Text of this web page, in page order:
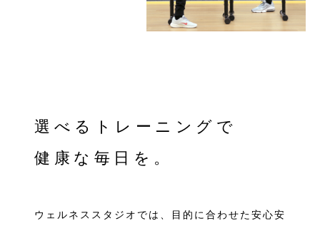
選べるトレーニングで
健康な毎日を。
ウェルネススタジオでは、目的に合わせた安心安